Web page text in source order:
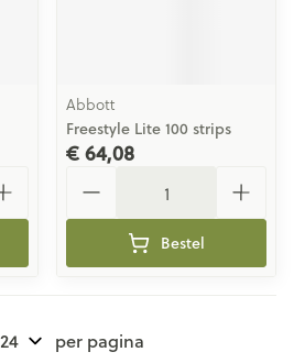
Abbott
Freestyle Lite 100 strips
€ 64,08
Bestel
per pagina